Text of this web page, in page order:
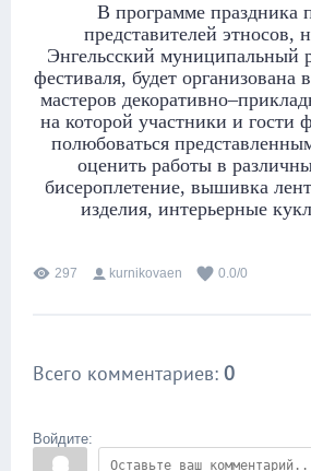
В программе праздника
представителей этносов,
Энгельсский муниципальный
фестиваля, будет организована
мастеров
на которой участники и гости
полюбоваться
оценить работы в
бисероплетение, вышивка
изделия, интерьерные
297 kurnikovaen 0.0/0
Всего комментариев: 0
Войдите: